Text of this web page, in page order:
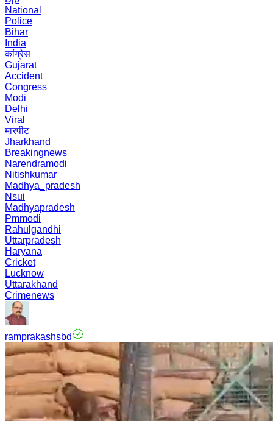
National
Police
Bihar
India
कांग्रेस
Gujarat
Accident
Congress
Modi
Delhi
Viral
मारपीट
Jharkhand
Breakingnews
Narendramodi
Nitishkumar
Madhya_pradesh
Nsui
Madhyapradesh
Pmmodi
Rahulgandhi
Uttarpradesh
Haryana
Cricket
Lucknow
Uttarakhand
Crimenews
ramprakashsbd